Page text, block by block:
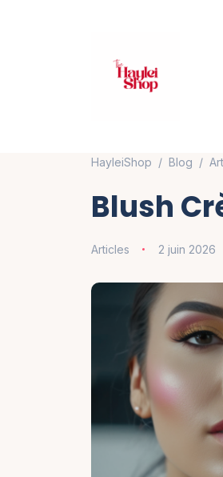
HayleiShop Blog
Blush
Articles 2 juin 2026